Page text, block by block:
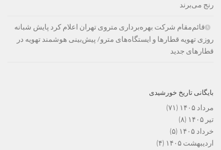
رنج می‌برند
قائم‌مقام شرکت بهره‌برداری متروی تهران اعلام کرد پایش شبانه
روزی تهویه قطارها و ایستگاه‌های مترو/ پیش‌بینی هوشمند تهویه در
قطارهای جدید
بایگانی تاریخ خورشیدی
مرداد ۱۴۰۵
(۷۱)
تیر ۱۴۰۵
(۸)
خرداد ۱۴۰۵
(۵)
اردیبهشت ۱۴۰۵
(۴)